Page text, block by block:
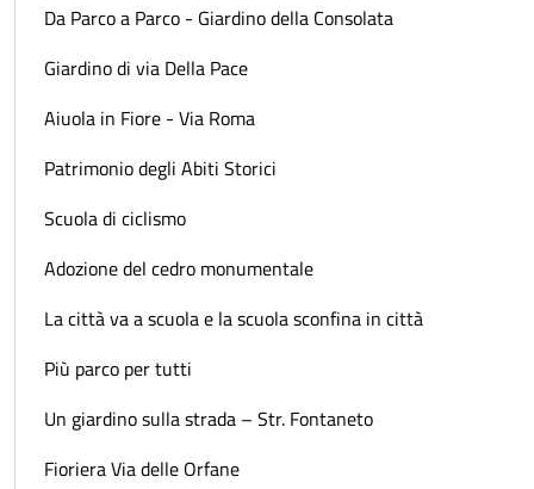
Da Parco a Parco - Giardino della Consolata
Giardino di via Della Pace
Aiuola in Fiore - Via Roma
Patrimonio degli Abiti Storici
Scuola di ciclismo
Adozione del cedro monumentale
La città va a scuola e la scuola sconfina in città
Più parco per tutti
Un giardino sulla strada – Str. Fontaneto
Fioriera Via delle Orfane